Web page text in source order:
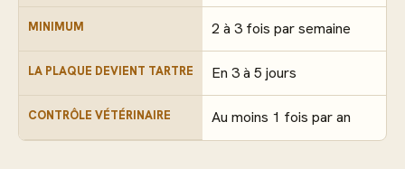
MINIMUM 2 à 3 fois par semaine
LA PLAQUE DEVIENT TARTRE En 3 à 5 jours
CONTRÔLE VÉTÉRINAIRE Au moins 1 fois par an